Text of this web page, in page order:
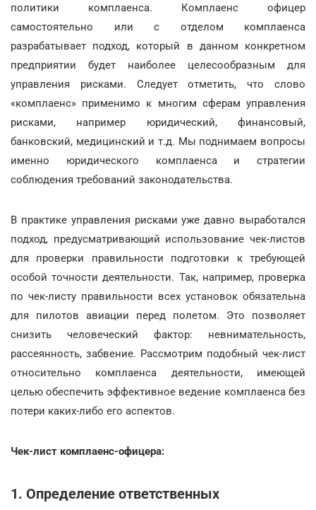
политики комплаенса. Комплаенс офицер
самостоятельно или с отделом комплаенса
разрабатывает подход, который в данном конкретном
предприятии будет наиболее целесообразным для
управления рисками. Следует отметить, что слово
«комплаенс» применимо к многим сферам управления
рисками, например юридический, финансовый,
банковский, медицинский и т.д. Мы поднимаем вопросы
именно юридического комплаенса и стратегии
соблюдения требований законодательства.
В практике управления рисками уже давно выработался
подход, предусматривающий использование чек-листов
для проверки правильности подготовки к требующей
особой точности деятельности. Так, например, проверка
по чек-листу правильности всех установок обязательна
для пилотов авиации перед полетом. Это позволяет
снизить человеческий фактор: невнимательность,
рассеянность, забвение. Рассмотрим подобный чек-лист
относительно комплаенса деятельности, имеющей
целью обеспечить эффективное ведение комплаенса без
потери каких-либо его аспектов.
Чек-лист комплаенс-офицера:
1. Определение ответственных